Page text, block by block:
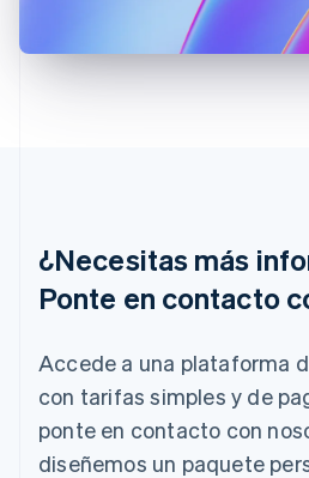
¿Necesitas más
Ponte en contacto
Accede a una plataforma
con tarifas simples y de
ponte en contacto con
diseñemos un paquete
Italiano English
Japón
日本語 English
Liechtenstein
DeutschEnglish
English
Luxemburgo